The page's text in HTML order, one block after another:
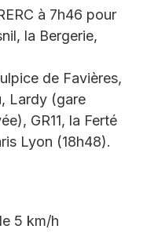
à 7h46 pour
la Bergerie,
de Favières,
Lardy (gare
GR11, la Ferté
Lyon (18h48).
5 km/h